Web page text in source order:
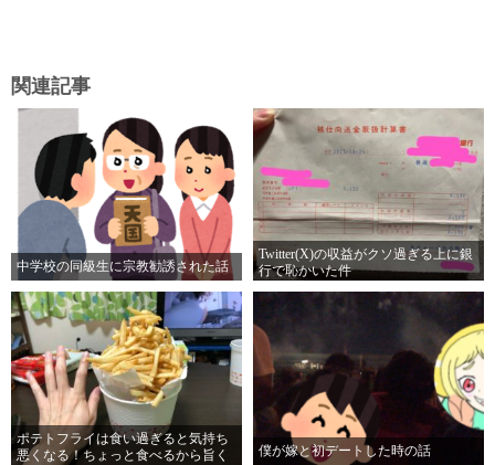
関連記事
中学校の同級生に宗教勧誘された話
Twitter(X)の収益がクソ過ぎる上に銀
行で恥かいた件
ポテトフライは食い過ぎると気持ち
悪くなる！ちょっと食べるから旨く
僕が嫁と初デートした時の話